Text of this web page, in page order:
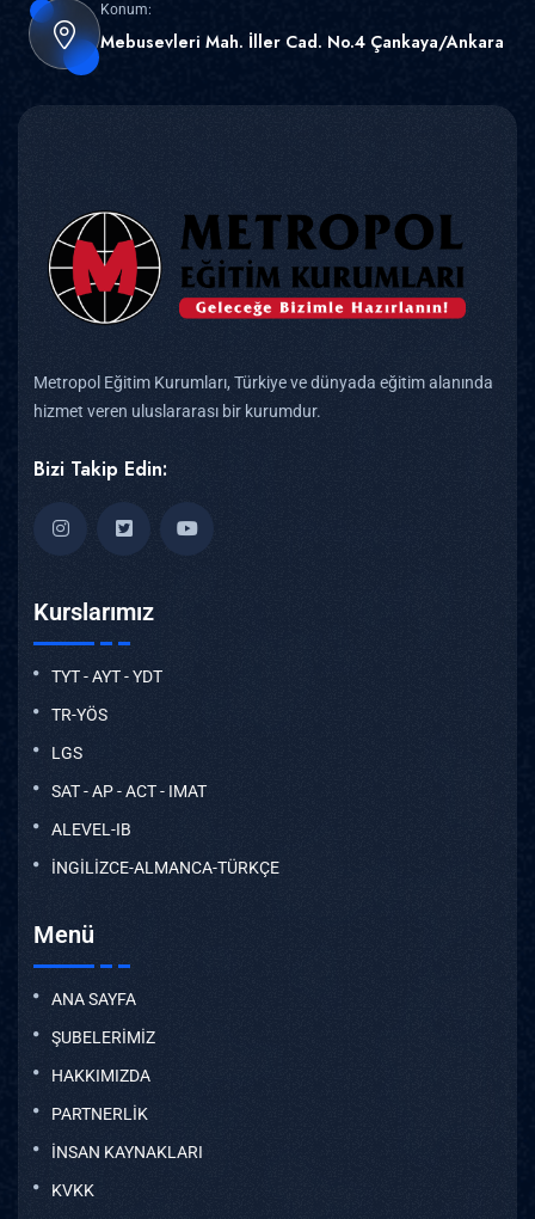
Konum:
Mebusevleri Mah. İller Cad. No.4 Çankaya/Ankara
Metropol Eğitim Kurumları, Türkiye ve dünyada eğitim alanında
hizmet veren uluslararası bir kurumdur.
Bizi Takip Edin:
Kurslarımız
TYT - AYT - YDT
TR-YÖS
LGS
SAT - AP - ACT - IMAT
ALEVEL-IB
İNGİLİZCE-ALMANCA-TÜRKÇE
Menü
ANA SAYFA
ŞUBELERİMİZ
HAKKIMIZDA
PARTNERLİK
İNSAN KAYNAKLARI
KVKK